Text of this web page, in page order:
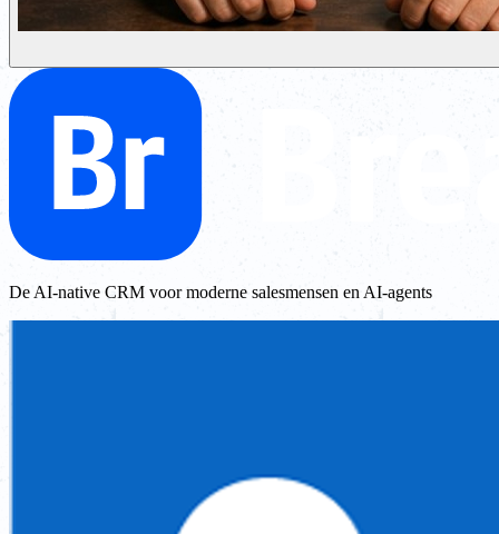
De AI-native CRM voor moderne salesmensen en AI-agents